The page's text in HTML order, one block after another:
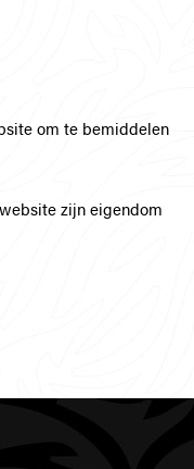
om te bemiddelen
zijn eigendom